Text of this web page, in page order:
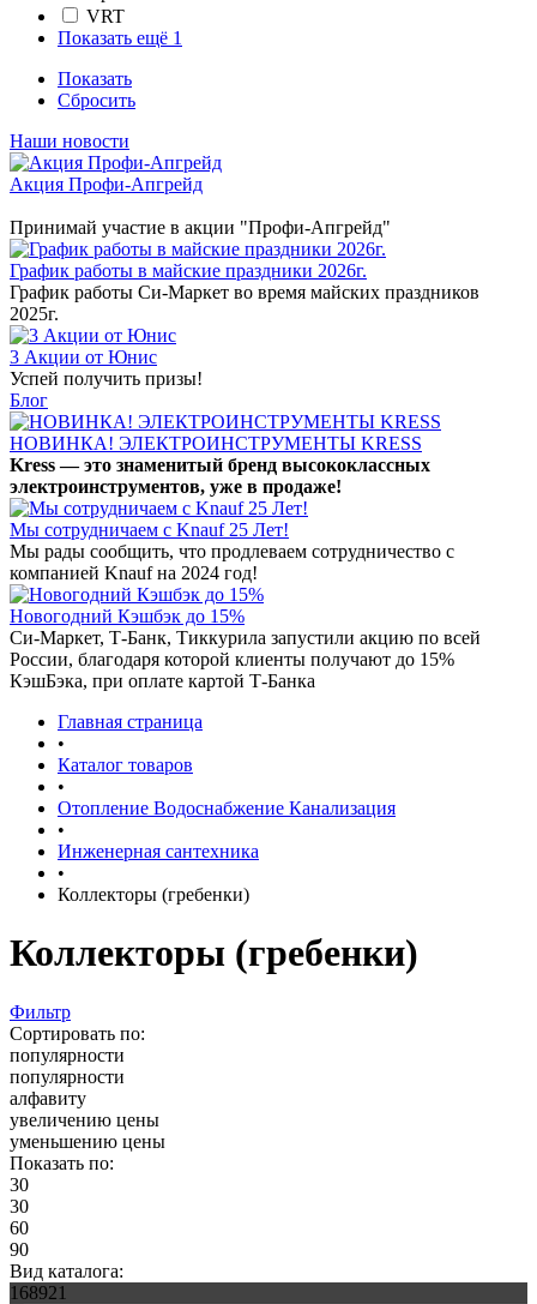
VRT
Показать ещё 1
Показать
Сбросить
Наши новости
Акция Профи-Апгрейд
Принимай участие в акции "Профи-Апгрейд"
График работы в майские праздники 2026г.
График работы Си-Маркет во время майских праздников
2025г.
3 Акции от Юнис
Успей получить призы!
Блог
НОВИНКА! ЭЛЕКТРОИНСТРУМЕНТЫ KRESS
Kress — это знаменитый бренд высококлассных
электроинструментов, уже в продаже!
Мы сотрудничаем с Knauf 25 Лет!
Мы рады сообщить, что продлеваем сотрудничество с
компанией Knauf на 2024 год!
Новогодний Кэшбэк до 15%
Си-Маркет, Т-Банк, Тиккурила запустили акцию по всей
России, благодаря которой клиенты получают до 15%
КэшБэка, при оплате картой Т-Банка
Главная страница
•
Каталог товаров
•
Отопление Водоснабжение Канализация
•
Инженерная сантехника
•
Коллекторы (гребенки)
Коллекторы (гребенки)
Фильтр
Сортировать по:
популярности
популярности
алфавиту
увеличению цены
уменьшению цены
Показать по:
30
30
60
90
Вид каталога:
168921